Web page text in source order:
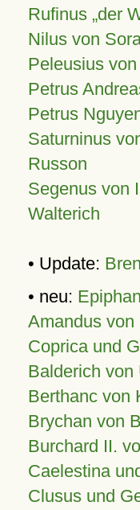
Rufinus „der
Nilus von
Peleusius
Petrus
Petrus
Saturninus
Russon
Segenus von
Walterich
• Update:
• neu:
Amandus von
Coprica und
Balderich von
Berthanc von
Brychan von
Burchard II.
Caelestina
Clusus und